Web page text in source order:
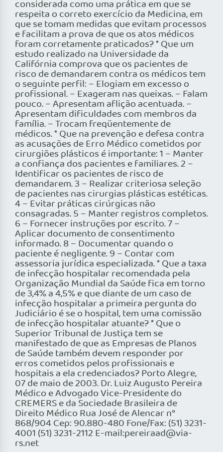
considerada como uma prática em que se
respeita o correto exercício da Medicina, em
que se tomam medidas que evitam processos
e facilitam a prova de que os atos médicos
foram corretamente praticados? * Que um
estudo realizado na Universidade da
Califórnia comprova que os pacientes de
risco de demandarem contra os médicos tem
o seguinte perfil: – Elogiam em excesso o
profissional. – Exageram nas queixas. – Falam
pouco. – Apresentam aflição acentuada. –
Apresentam dificuldades com membros da
família. – Trocam freqüentemente de
médicos. * Que na prevenção e defesa contra
as acusações de Erro Médico cometidos por
cirurgiões plásticos é importante: 1 – Manter
a confiança dos pacientes e familiares. 2 –
Identificar os pacientes de risco de
demandarem. 3 – Realizar criteriosa seleção
de pacientes nas cirurgias plásticas estéticas.
4 – Evitar práticas cirúrgicas não
consagradas. 5 – Manter registros completos.
6 – Fornecer instruções por escrito. 7 –
Aplicar documento de consentimento
informado. 8 – Documentar quando o
paciente é negligente. 9 – Contar com
assessoria jurídica especializada. * Que a taxa
de infecção hospitalar recomendada pela
Organização Mundial da Saúde fica em torno
de 3,4% a 4,5% e que diante de um caso de
infecção hospitalar a primeira pergunta do
Judiciário é se o hospital, tem uma comissão
de infecção hospitalar atuante? * Que o
Superior Tribunal de Justiça tem se
manifestado de que as Empresas de Planos
de Saúde também devem responder por
erros cometidos pelos profissionais e
hospitais a ela credenciados? Porto Alegre,
07 de maio de 2003. Dr. Luiz Augusto Pereira
Médico e Advogado Vice-Presidente do
CREMERS e da Sociedade Brasileira de
Direito Médico Rua José de Alencar n°
868/904 Cep: 90.880-480 Fone/Fax: (51) 3231-
4001 (51) 3231-2112 E-mail:pereiraad@via-
rs.net